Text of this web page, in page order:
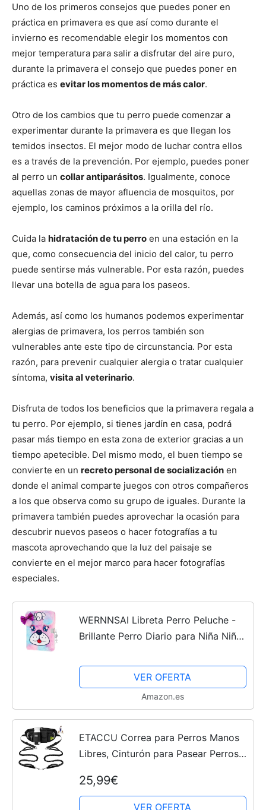
Cachorros
Uno de los primeros consejos que puedes poner en
práctica en primavera es que así como durante el
invierno es recomendable elegir los momentos con
mejor temperatura para salir a disfrutar del aire puro,
durante la primavera el consejo que puedes poner en
práctica es evitar los momentos de más calor.
Otro de los cambios que tu perro puede comenzar a
experimentar durante la primavera es que llegan los
temidos insectos. El mejor modo de luchar contra ellos
es a través de la prevención. Por ejemplo, puedes poner
al perro un collar antiparásitos. Igualmente, conoce
aquellas zonas de mayor afluencia de mosquitos, por
ejemplo, los caminos próximos a la orilla del río.
Cuida la hidratación de tu perro en una estación en la
que, como consecuencia del inicio del calor, tu perro
puede sentirse más vulnerable. Por esta razón, puedes
llevar una botella de agua para los paseos.
Además, así como los humanos podemos experimentar
alergias de primavera, los perros también son
vulnerables ante este tipo de circunstancia. Por esta
razón, para prevenir cualquier alergia o tratar cualquier
síntoma, visita al veterinario.
Disfruta de todos los beneficios que la primavera regala a
tu perro. Por ejemplo, si tienes jardín en casa, podrá
pasar más tiempo en esta zona de exterior gracias a un
tiempo apetecible. Del mismo modo, el buen tiempo se
convierte en un recreto personal de socialización en
donde el animal comparte juegos con otros compañeros
a los que observa como su grupo de iguales. Durante la
primavera también puedes aprovechar la ocasión para
descubrir nuevos paseos o hacer fotografías a tu
mascota aprovechando que la luz del paisaje se
convierte en el mejor marco para hacer fotografías
especiales.
WERNNSAI Libreta Perro Peluche -
Brillante Perro Diario para Niña Niños
Cuaderno Escuela Oficina Escritura
Dibujo Bloc de...
VER OFERTA
Amazon.es
ETACCU Correa para Perros Manos
Libres, Cinturón para Pasear Perros
Acolchadas y Correas Elásticas
Retráctiles, Correa...
25,99€
VER OFERTA